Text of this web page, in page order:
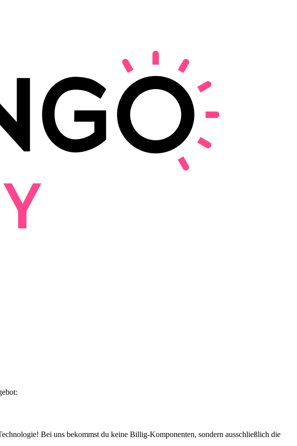
Bei uns bekommst du keine Billig-Komponenten, sondern ausschließlich die